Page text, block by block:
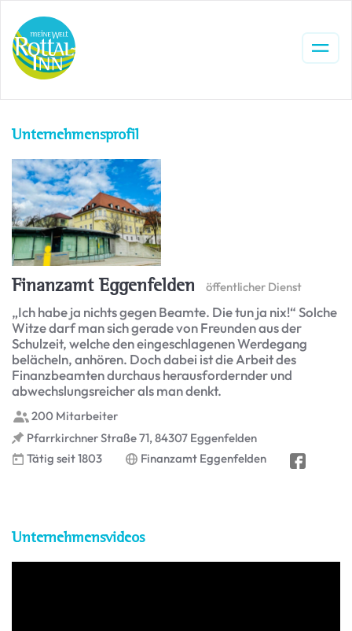
Unternehmensprofil
Finanzamt Eggenfelden öffentlicher Dienst
„Ich habe ja nichts gegen Beamte. Die tun ja nix!“ Solche
Witze darf man sich gerade von Freunden aus der
Schulzeit, welche den eingeschlagenen Werdegang
belächeln, anhören. Doch dabei ist die Arbeit des
Finanzbeamten durchaus herausfordernder und
abwechslungsreicher als man denkt.
200 Mitarbeiter
Pfarrkirchner Straße 71, 84307 Eggenfelden
Tätig seit 1803
Finanzamt Eggenfelden
Unternehmensvideos